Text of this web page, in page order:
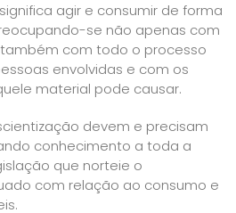
agir e consumir de forma
se não apenas com
com todo o processo
envolvidas e com os
material pode causar.
devem e precisam
conhecimento a toda a
que norteie o
com relação ao consumo e